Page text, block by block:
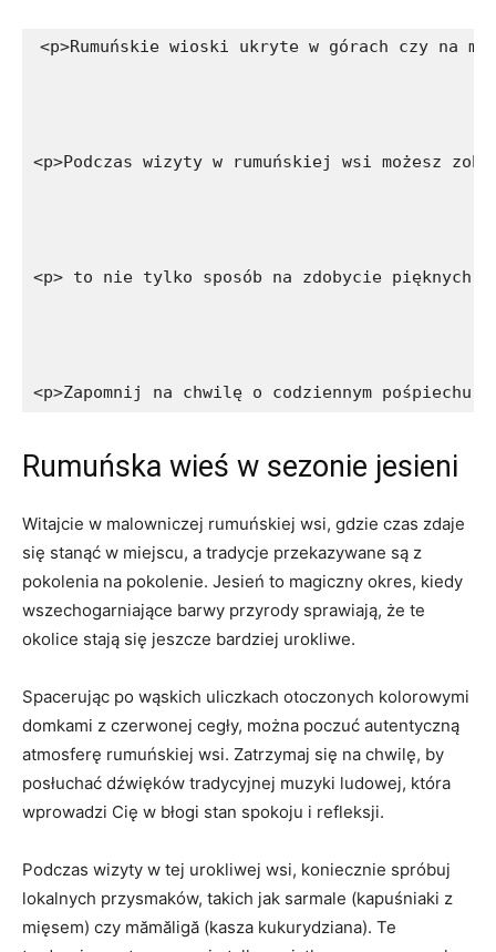
<p>Rumuńskie wioski ukryte w górach czy na
<p>Podczas wizyty w rumuńskiej wsi możesz
<p> to nie tylko sposób na zdobycie pięknych
<p>Zapomnij na chwilę o codziennym
Rumuńska wieś w sezonie jesieni
Witajcie w malowniczej rumuńskiej wsi, gdzie czas zdaje
się ​stanąć w miejscu, a tradycje przekazywane są z
pokolenia na pokolenie. Jesień to⁤ magiczny ​okres, kiedy
wszechogarniające barwy przyrody sprawiają, że te
okolice stają się jeszcze bardziej urokliwe.
Spacerując po wąskich uliczkach otoczonych kolorowymi
domkami⁢ z czerwonej cegły, można⁣ poczuć autentyczną
atmosferę rumuńskiej wsi. Zatrzymaj się na chwilę, by
posłuchać dźwięków tradycyjnej muzyki ludowej, która
wprowadzi Cię ‌w błogi stan spokoju⁣ i ⁢refleksji.
Podczas ‌wizyty w‍ tej urokliwej wsi, koniecznie spróbuj
lokalnych przysmaków, takich jak sarmale (kapuśniaki z
mięsem) czy‍ mămăligă (kasza kukurydziana). Te